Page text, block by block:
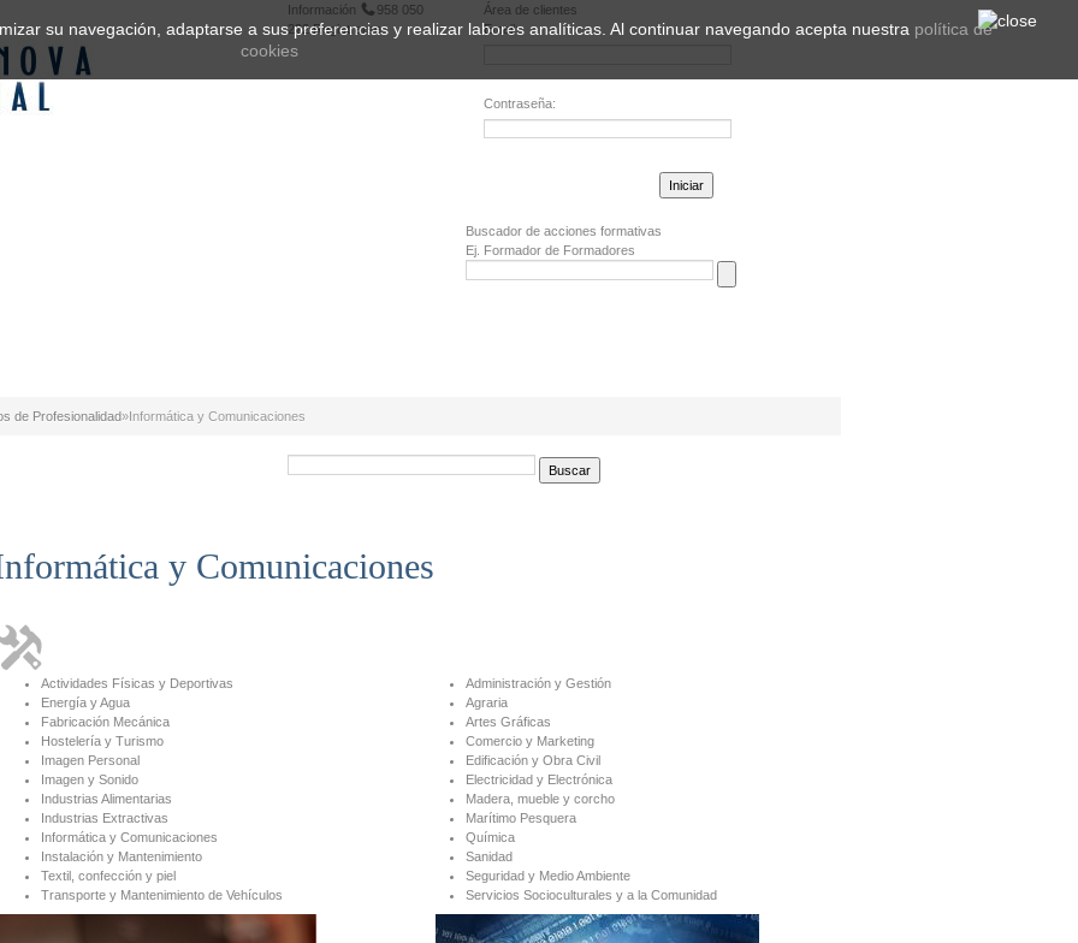
Información
958 050
222 Registrarse
Área de clientes
Email:
Contraseña:
Buscador de acciones formativas
Ej. Formador de Formadores
de Profesionalidad»Informática y Comunicaciones
y Comunicaciones
Actividades Físicas y Deportivas
Energía y Agua
Fabricación Mecánica
Hostelería y Turismo
Imagen Personal
Imagen y Sonido
Industrias Alimentarias
Industrias Extractivas
Informática y Comunicaciones
Instalación y Mantenimiento
Textil, confección y piel
Transporte y Mantenimiento de Vehículos
Administración y Gestión
Agraria
Artes Gráficas
Comercio y Marketing
Edificación y Obra Civil
Electricidad y Electrónica
Madera, mueble y corcho
Marítimo Pesquera
Química
Sanidad
Seguridad y Medio Ambiente
Servicios Socioculturales y a la Comunidad
su navegación, adaptarse a sus preferencias y realizar labores analíticas. Al continuar navegando acepta nuestra política de
cookies